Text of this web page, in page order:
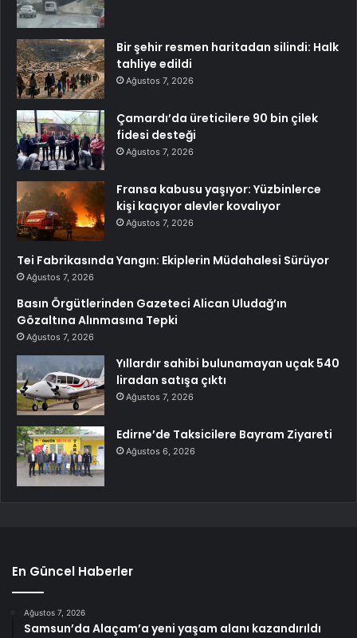
Bir şehir resmen haritadan silindi: Halk
tahliye edildi
Ağustos 7, 2026
Çamardı’da üreticilere 90 bin çilek
fidesi desteği
Ağustos 7, 2026
Fransa kabusu yaşıyor: Yüzbinlerce
kişi kaçıyor alevler kovalıyor
Ağustos 7, 2026
Tei Fabrikasında Yangın: Ekiplerin Müdahalesi Sürüyor
Ağustos 7, 2026
Basın Örgütlerinden Gazeteci Alican Uludağ’ın
Gözaltına Alınmasına Tepki
Ağustos 7, 2026
Yıllardır sahibi bulunamayan uçak 540
liradan satışa çıktı
Ağustos 7, 2026
Edirne’de Taksicilere Bayram Ziyareti
Ağustos 6, 2026
En Güncel Haberler
Ağustos 7, 2026
Samsun’da Alaçam’a yeni yaşam alanı kazandırıldı